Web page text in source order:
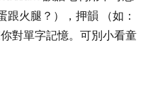
抱
抱
派
火腿？），押韻 （如：
對單字記憶。可別小看童